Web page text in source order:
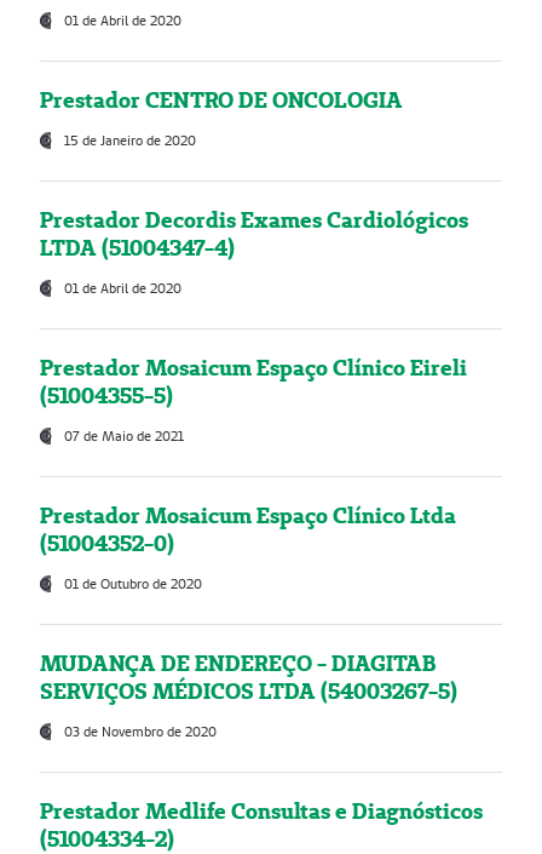
01 de Abril de 2020
Prestador CENTRO DE ONCOLOGIA
15 de Janeiro de 2020
Prestador Decordis Exames Cardiológicos
LTDA (51004347-4)
01 de Abril de 2020
Prestador Mosaicum Espaço Clínico Eireli
(51004355-5)
07 de Maio de 2021
Prestador Mosaicum Espaço Clínico Ltda
(51004352-0)
01 de Outubro de 2020
MUDANÇA DE ENDEREÇO - DIAGITAB
SERVIÇOS MÉDICOS LTDA (54003267-5)
03 de Novembro de 2020
Prestador Medlife Consultas e Diagnósticos
(51004334-2)